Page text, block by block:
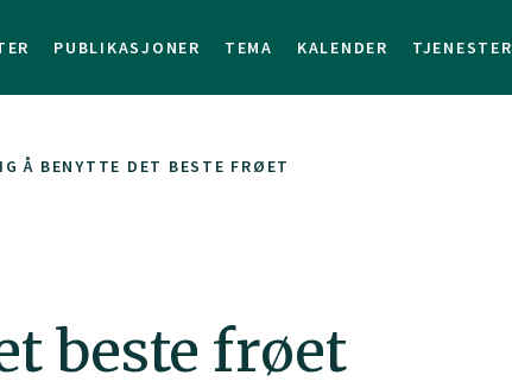
PUBLIKASJONER TEMA KALENDER TJENESTER
Å BENYTTE DET BESTE FRØET
beste frøet